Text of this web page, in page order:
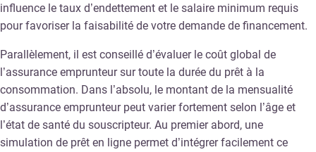
influence le taux d’endettement et le salaire minimum requis
pour favoriser la faisabilité de votre demande de financement.
Parallèlement, il est conseillé d’évaluer le coût global de
l’assurance emprunteur sur toute la durée du prêt à la
consommation. Dans l’absolu, le montant de la mensualité
d’assurance emprunteur peut varier fortement selon l’âge et
l’état de santé du souscripteur. Au premier abord, une
simulation de prêt en ligne permet d’intégrer facilement ce